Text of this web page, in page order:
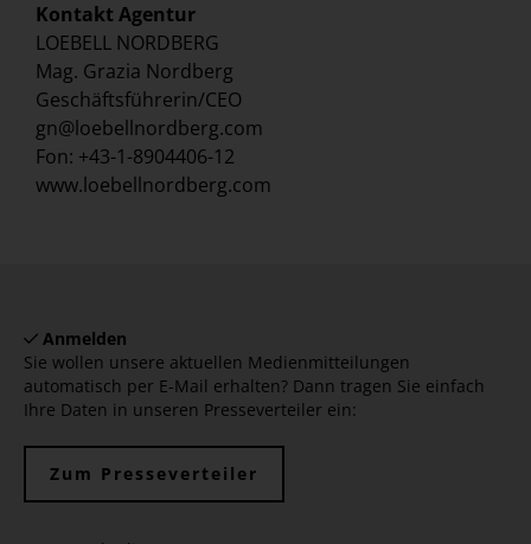
Kontakt Agentur
LOEBELL NORDBERG
Mag. Grazia Nordberg
Geschäftsführerin/CEO
gn@loebellnordberg.com
Fon: +43-1-8904406-12
www.loebellnordberg.com
Anmelden
Sie wollen unsere aktuellen Medienmitteilungen
automatisch per E-Mail erhalten? Dann tragen Sie einfach
Ihre Daten in unseren Presseverteiler ein:
Zum Presseverteiler